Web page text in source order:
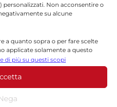
Non acconsentire o
su alcune
a quanto sopra o per fare scelte
applicate solamente a questo
in qualsiasi momento,
i pulsanti della Cookie
gestione del consenso nella parte
di più su questi scopi
che garantisce
e affidabilità.